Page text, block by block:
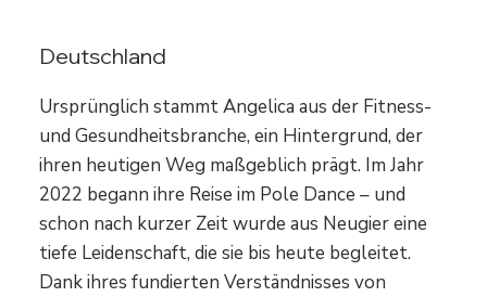
Deutschland
Ursprünglich stammt Angelica aus der Fitness-
und Gesundheitsbranche, ein Hintergrund, der
ihren heutigen Weg maßgeblich prägt. Im Jahr
2022 begann ihre Reise im Pole Dance – und
schon nach kurzer Zeit wurde aus Neugier eine
tiefe Leidenschaft, die sie bis heute begleitet.
Dank ihres fundierten Verständnisses von